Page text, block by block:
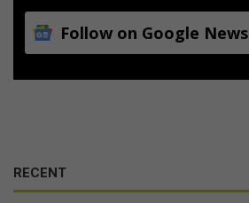
Follow on Google News
RECENT